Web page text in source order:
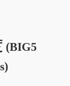
(BIG5